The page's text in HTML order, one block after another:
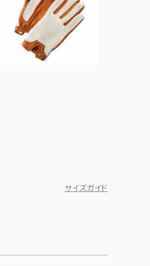
サイズガイド